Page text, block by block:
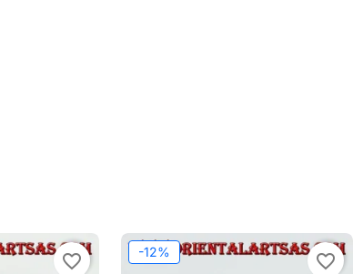
favorite_border -12% favorite_border